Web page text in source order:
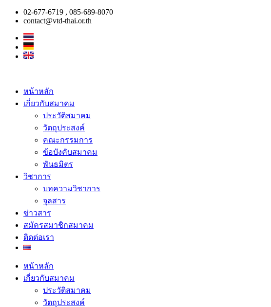
Skip
02-677-6719 , 085-689-8070
contact@vtd-thai.or.th
หน้าหลัก
เกี่ยวกับสมาคม
ประวัติสมาคม
วัตถุประสงค์
คณะกรรมการ
ข้อบังคับสมาคม
พันธมิตร
วิชาการ
บทความวิชาการ
จุลสาร
ข่าวสาร
สมัครสมาชิกสมาคม
ติดต่อเรา
หน้าหลัก
เกี่ยวกับสมาคม
ประวัติสมาคม
วัตถุประสงค์